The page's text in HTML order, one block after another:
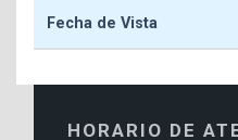
Fecha de Vista
HORARIO DE